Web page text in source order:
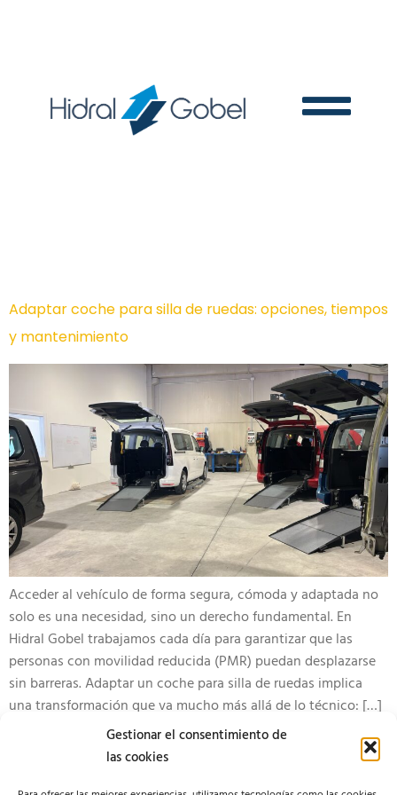
Gestionar el consentimiento de
las cookies
Adaptar coche para silla de ruedas: opciones, tiempos
y mantenimiento
Acceder al vehículo de forma segura, cómoda y adaptada no
solo es una necesidad, sino un derecho fundamental. En
Hidral Gobel trabajamos cada día para garantizar que las
personas con movilidad reducida (PMR) puedan desplazarse
sin barreras. Adaptar un coche para silla de ruedas implica
una transformación que va mucho más allá de lo técnico: […]